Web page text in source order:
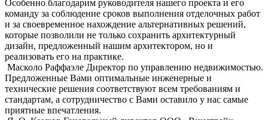
Особенно благодарим руководителя нашего проекта и его
команду за соблюдение сроков выполнения отделочных работ
и за своевременное нахождение альтернативных решений,
которые позволили не только сохранить архитектурный
дизайн, предложенный нашим архитектором, но и
реализовать его на практике.
Масколо Раффаэле Директор по управлению недвижимостью.
Предложенные Вами оптимальные инженерные и
технические решения соответствуют всем требованиям и
стандартам, а сотрудничество с Вами оставило у нас самые
приятные впечатления.